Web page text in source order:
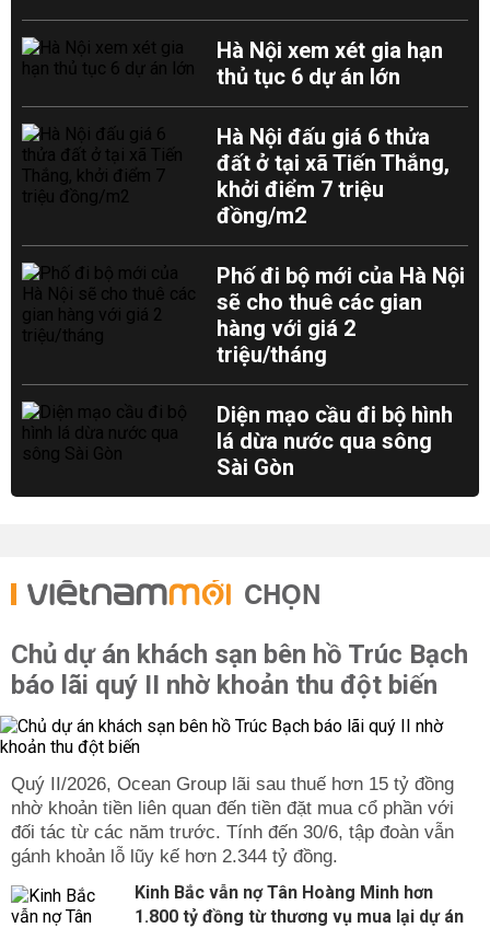
Hà Nội xem xét gia hạn
thủ tục 6 dự án lớn
Hà Nội đấu giá 6 thửa
đất ở tại xã Tiến Thắng,
khởi điểm 7 triệu
đồng/m2
Phố đi bộ mới của Hà Nội
sẽ cho thuê các gian
hàng với giá 2
triệu/tháng
Diện mạo cầu đi bộ hình
lá dừa nước qua sông
Sài Gòn
CHỌN
Chủ dự án khách sạn bên hồ Trúc Bạch
báo lãi quý II nhờ khoản thu đột biến
Quý II/2026, Ocean Group lãi sau thuế hơn 15 tỷ đồng
nhờ khoản tiền liên quan đến tiền đặt mua cổ phần với
đối tác từ các năm trước. Tính đến 30/6, tập đoàn vẫn
gánh khoản lỗ lũy kế hơn 2.344 tỷ đồng.
Kinh Bắc vẫn nợ Tân Hoàng Minh hơn
1.800 tỷ đồng từ thương vụ mua lại dự án